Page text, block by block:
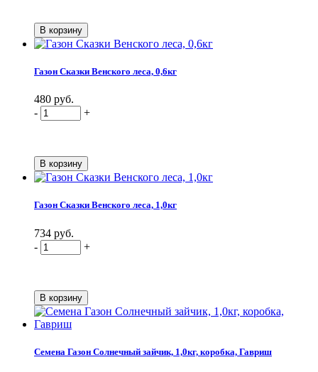
Газон Сказки Венского леса, 0,6кг
480 руб.
-
+
Газон Сказки Венского леса, 1,0кг
734 руб.
-
+
Семена Газон Солнечный зайчик, 1,0кг, коробка, Гавриш